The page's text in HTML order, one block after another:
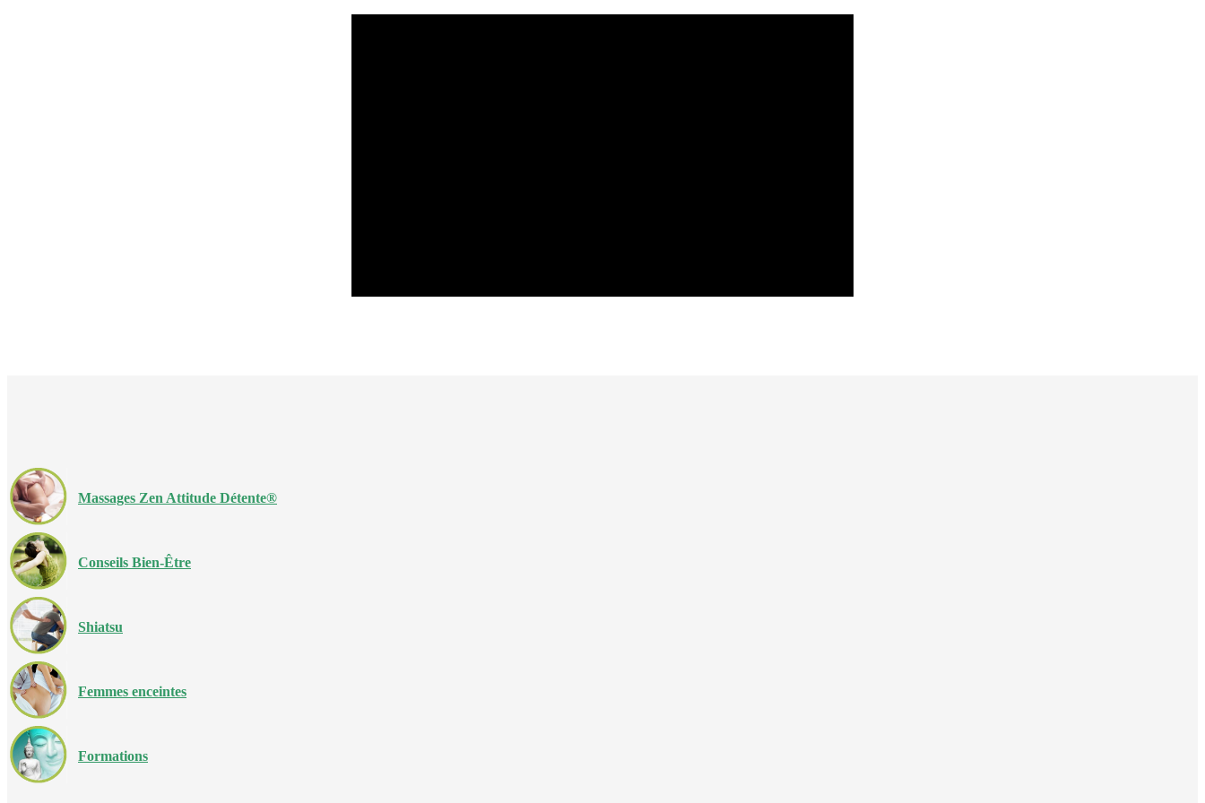
Massages Zen Attitude Détente®
Conseils Bien-Être
Shiatsu
Femmes enceintes
Formations